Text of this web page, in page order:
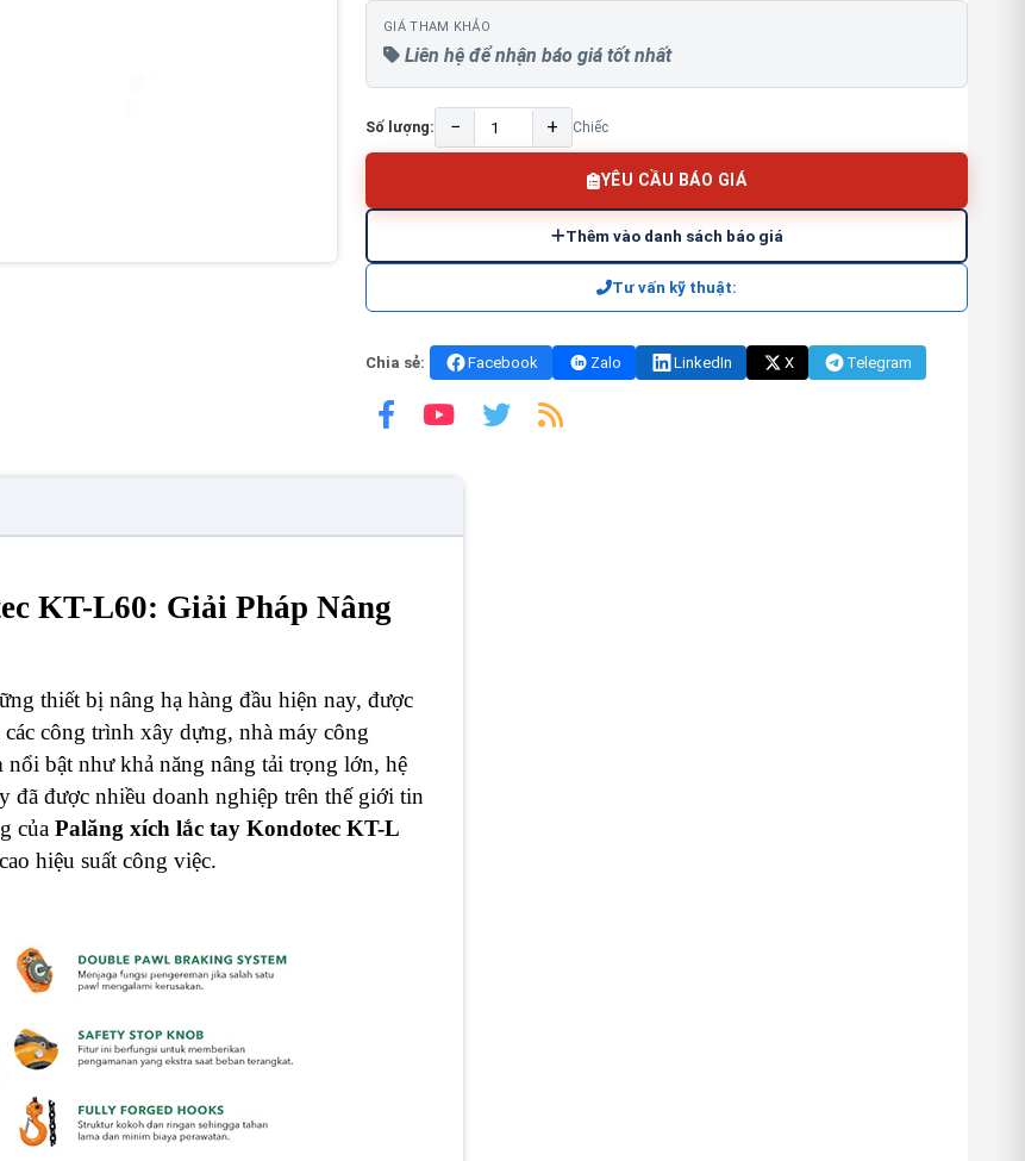
GIÁ THAM KHẢO
Liên hệ để nhận báo giá tốt nhất
Số lượng: − + Chiếc
YÊU CẦU BÁO GIÁ
Thêm vào danh sách báo giá
Tư vấn kỹ thuật:
Chia sẻ: Facebook Zalo LinkedIn X Telegram
KT-L60: Giải Pháp Nâng
thiết bị nâng hạ hàng đầu hiện nay, được
công trình xây dựng, nhà máy công
bật như khả năng nâng tải trọng lớn, hệ
đã được nhiều doanh nghiệp trên thế giới tin
của Palăng xích lắc tay Kondotec KT-L
hiệu suất công việc.